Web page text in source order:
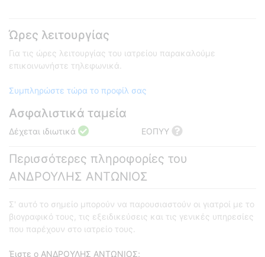
Ώρες λειτουργίας
Για τις ώρες λειτουργίας του ιατρείου παρακαλούμε
επικοινωνήστε τηλεφωνικά.
Συμπληρώστε τώρα το προφίλ σας
Ασφαλιστικά ταμεία
Δέχεται ιδιωτικά ΕΟΠΥΥ
Περισσότερες πληροφορίες του
ΑΝΔΡΟΥΛΗΣ ΑΝΤΩΝΙΟΣ
Σ' αυτό το σημείο μπορούν να παρουσιαστούν οι γιατροί με το
βιογραφικό τους, τις εξειδικεύσεις και τις γενικές υπηρεσίες
που παρέχουν στο ιατρείο τους.
Έιστε ο ΑΝΔΡΟΥΛΗΣ ΑΝΤΩΝΙΟΣ;